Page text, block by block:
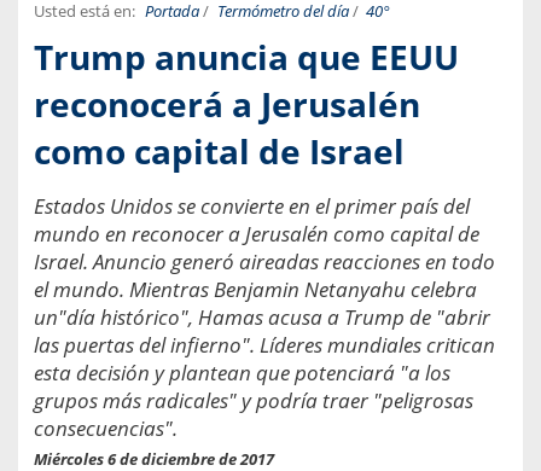
Usted está en: Portada/ Termómetro del día/ 40°
Trump anuncia que EEUU
reconocerá a Jerusalén
como capital de Israel
Estados Unidos se convierte en el primer país del
mundo en reconocer a Jerusalén como capital de
Israel. Anuncio generó aireadas reacciones en todo
el mundo. Mientras Benjamin Netanyahu celebra
un"día histórico", Hamas acusa a Trump de "abrir
las puertas del infierno". Líderes mundiales critican
esta decisión y plantean que potenciará "a los
grupos más radicales" y podría traer "peligrosas
consecuencias".
Miércoles 6 de diciembre de 2017